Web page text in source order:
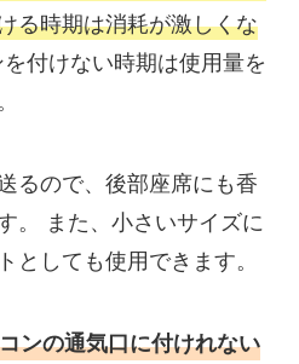
る時期は消耗が激しくな
付けない時期は使用量を
るので、後部座席にも香
。 また、小さいサイズに
としても使用できます。
ンの通気口に付けれない